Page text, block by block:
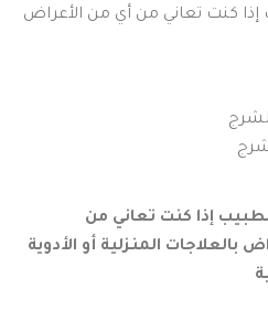
كنت تعاني من أي من الأعراض
إذا كنت تعاني من
المنزلية أو الأدوية